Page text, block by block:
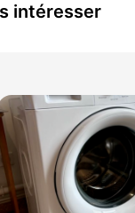
intéresser